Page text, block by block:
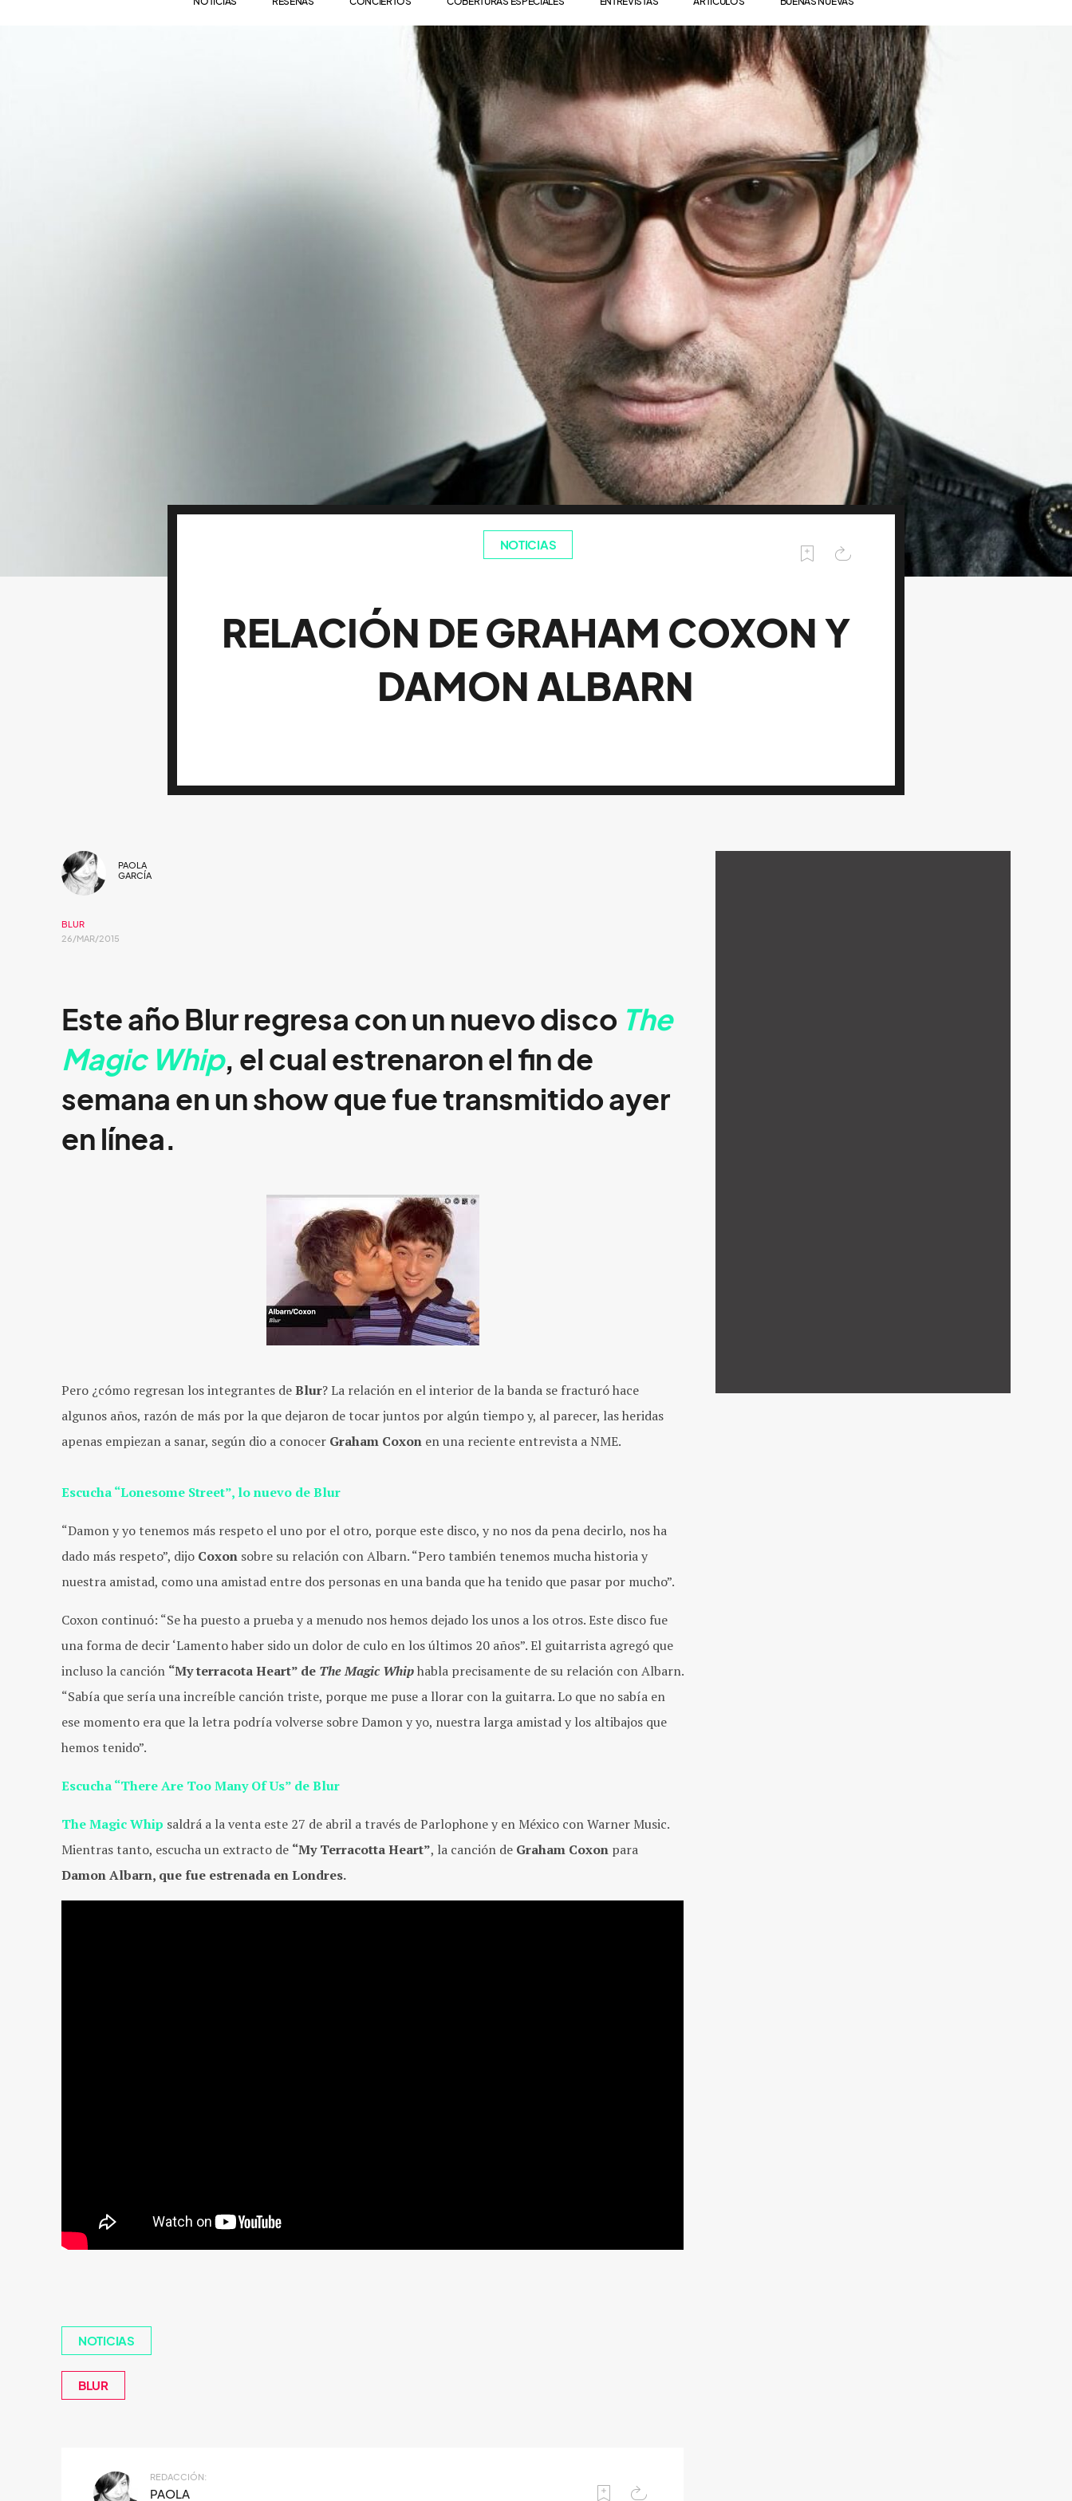
NOTICIAS
RELACIÓN DE GRAHAM COXON Y
DAMON ALBARN
PAOLA
GARCÍA
BLUR
26/MAR/2015
Este año Blurregresa con un nuevo disco The
Magic Whip, el cual estrenaron el fin de
semana en un show que fue transmitido ayer
en línea.
Pero ¿cómo regresan los integrantes deBlur? La relación en el interior de la banda se fracturó hace
algunos años, razón de más por la que dejaron de tocar juntos por algún tiempo y, al parecer, las heridas
apenas empiezan a sanar, según dio a conocer Graham Coxon en una reciente entrevista a NME.
Escucha “Lonesome Street”, lo nuevo de Blur
“Damon y yo tenemos más respeto el uno por el otro, porque este disco, y no nos da pena decirlo, nos ha
dado más respeto”, dijo Coxon sobre su relación con Albarn. “Pero también tenemos mucha historia y
nuestra amistad, como una amistad entre dos personas en una banda que ha tenido que pasar por mucho”.
Coxon continuó: “Se ha puesto a prueba y a menudo nos hemos dejado los unos a los otros. Este disco fue
una forma de decir ‘Lamento haber sido un dolor de culo en los últimos 20 años”. El guitarrista agregó que
incluso la canción “My terracota Heart” de The Magic Whiphabla precisamente de su relación con Albarn.
“Sabía que sería una increíble canción triste, porque me puse a llorar con la guitarra. Lo que no sabía en
ese momento era que la letra podría volverse sobre Damon y yo, nuestra larga amistad y los altibajos que
hemos tenido”.
Escucha “There Are Too Many Of Us” de Blur
The Magic Whip saldrá a la venta este 27 de abril a través de Parlophone y en México con Warner Music.
Mientras tanto, escucha un extracto de “My Terracotta Heart”, la canción de Graham Coxon para
Damon Albarn, que fue estrenada en Londres.
NOTICIAS
BLUR
REDACCIÓN:
PAOLA